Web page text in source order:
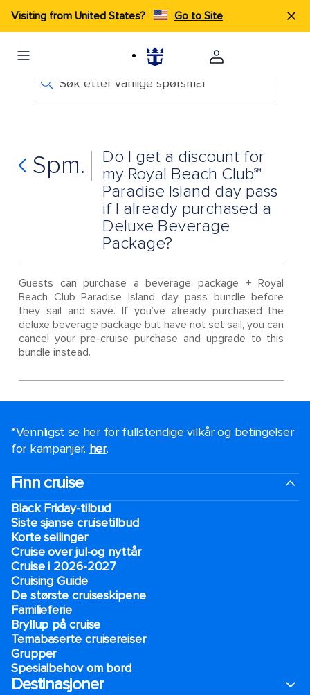
Visiting from United States? Go to Site
Søk etter vanlige spørsmål
Spm.
Do I get a discount for
my Royal Beach Club℠
Paradise Island day pass
if I already purchased a
Deluxe Beverage
Package?
Guests can purchase a beverage package + Royal
Beach Club Paradise Island day pass bundle before
they sail and save. If you’ve already purchased the
deluxe beverage package but have not set sail, you can
cancel your pre-cruise purchase and upgrade to this
bundle instead.
*Vennligst se her for fullstendige vilkår og betingelser
for kampanjer. her.
Finn cruise
Black Friday-tilbud
Siste sjanse cruisetilbud
Korte seilinger
Cruise over jul-og nyttår
Cruise i 2026-2027
Cruising Guide
De største cruiseskipene
Familieferie
Bryllup på cruise
Temabaserte cruisereiser
Grupper
Spesialbehov om bord
Destinasjoner